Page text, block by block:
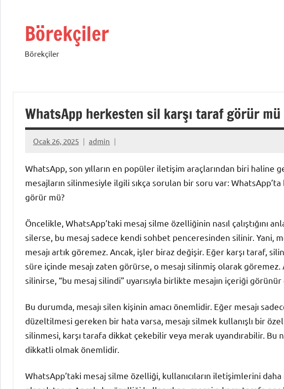
Börekçiler
Börekçiler
WhatsApp herkesten sil karşı taraf görür mü
Ocak 26, 2025 admin
WhatsApp, son yılların en popüler iletişim araçlarından biri haline
mesajların silinmesiyle ilgili sıkça sorulan bir soru var:
görür mü?
Öncelikle, WhatsApp’taki mesaj silme özelliğinin nasıl çalıştığını
silerse, bu mesaj sadece kendi sohbet penceresinden silinir. Yani,
mesajı artık göremez. Ancak, işler biraz değişir. Eğer karşı taraf,
süre içinde mesajı zaten görürse, o mesajı silinmiş olarak
silinirse, “bu mesaj silindi” uyarısıyla birlikte mesajın içeriği görünür
Bu durumda, mesajı silen kişinin amacı önemlidir. Eğer mesajı
düzeltilmesi gereken bir hata varsa, mesajı silmek kullanışlı bir
silinmesi, karşı tarafa dikkat çekebilir veya merak uyandırabilir.
dikkatli olmak önemlidir.
WhatsApp’taki mesaj silme özelliği, kullanıcıların iletişimlerini